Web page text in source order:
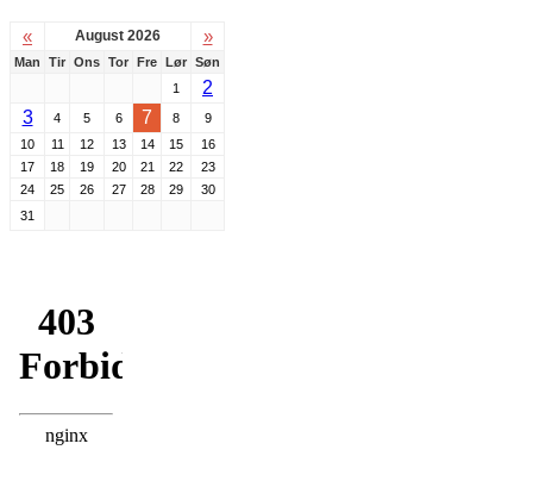
« August 2026 »
Man Tir Ons Tor Fre Lør Søn
1
2
3
4 5 6 7 8
9
10
11 12 13 14 15
16
17
18 19 20 21 22
23
24
25 26 27 28 29
30
31